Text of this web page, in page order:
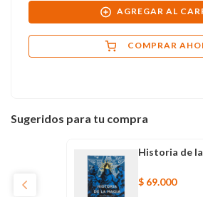
AGREGAR AL
COMPRAR
Sugeridos para tu compra
Historia de
$ 69.000